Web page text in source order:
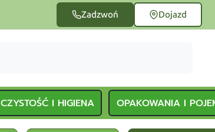
Zadzwoń Dojazd
CZYSTOŚĆ I HIGIENA OPAKOWANIA I